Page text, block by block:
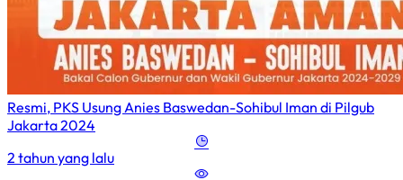
Resmi, PKS Usung Anies Baswedan-Sohibul Iman di Pilgub
Jakarta 2024
2 tahun yang lalu